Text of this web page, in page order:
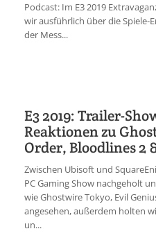
Podcast: Im E3 2019
wir ausführlich über die
der Mess...
E3 2019: Trailer-
Reaktionen zu
Order, Bloodlines 2
Zwischen Ubisoft und
PC Gaming Show nachgeholt
wie Ghostwire Tokyo, Evil
angesehen, außerdem holten
un...